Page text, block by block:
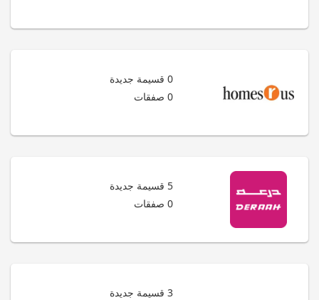
0 قسيمة جديدة
0 صفقات
5 قسيمة جديدة
0 صفقات
3 قسيمة جديدة